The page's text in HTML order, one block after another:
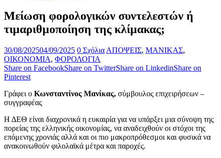
Μείωση φορολογικών συντελεστών ή
τιμαριθμοποίηση της κλίμακας;
30/08/202504/09/2025 0 Σχόλια ΑΠΟΨΕΙΣ, ΜΑΝΙΚΑΣ,
ΟΙΚΟΝΟΜΙΑ, ΦΟΡΟΛΟΓΙΑ
Share on FacebookShare on TwitterShare on LinkedinShare on
Pinterest
Γράφει ο Κωνσταντίνος Μανίκας, σύμβουλος επιχειρήσεων –
συγγραφέας
Η ΔΕΘ είναι διαχρονικά η ευκαιρία για να υπάρξει μια σύνοψη της
πορείας της ελληνικής οικονομίας, να αναδειχθούν οι στόχοι της
επόμενης χρονιάς αλλά και οι πιο μακροπρόθεσμοι και φυσικά να
ανακοινωθούν φιλολαϊκά μέτρα και παροχές.